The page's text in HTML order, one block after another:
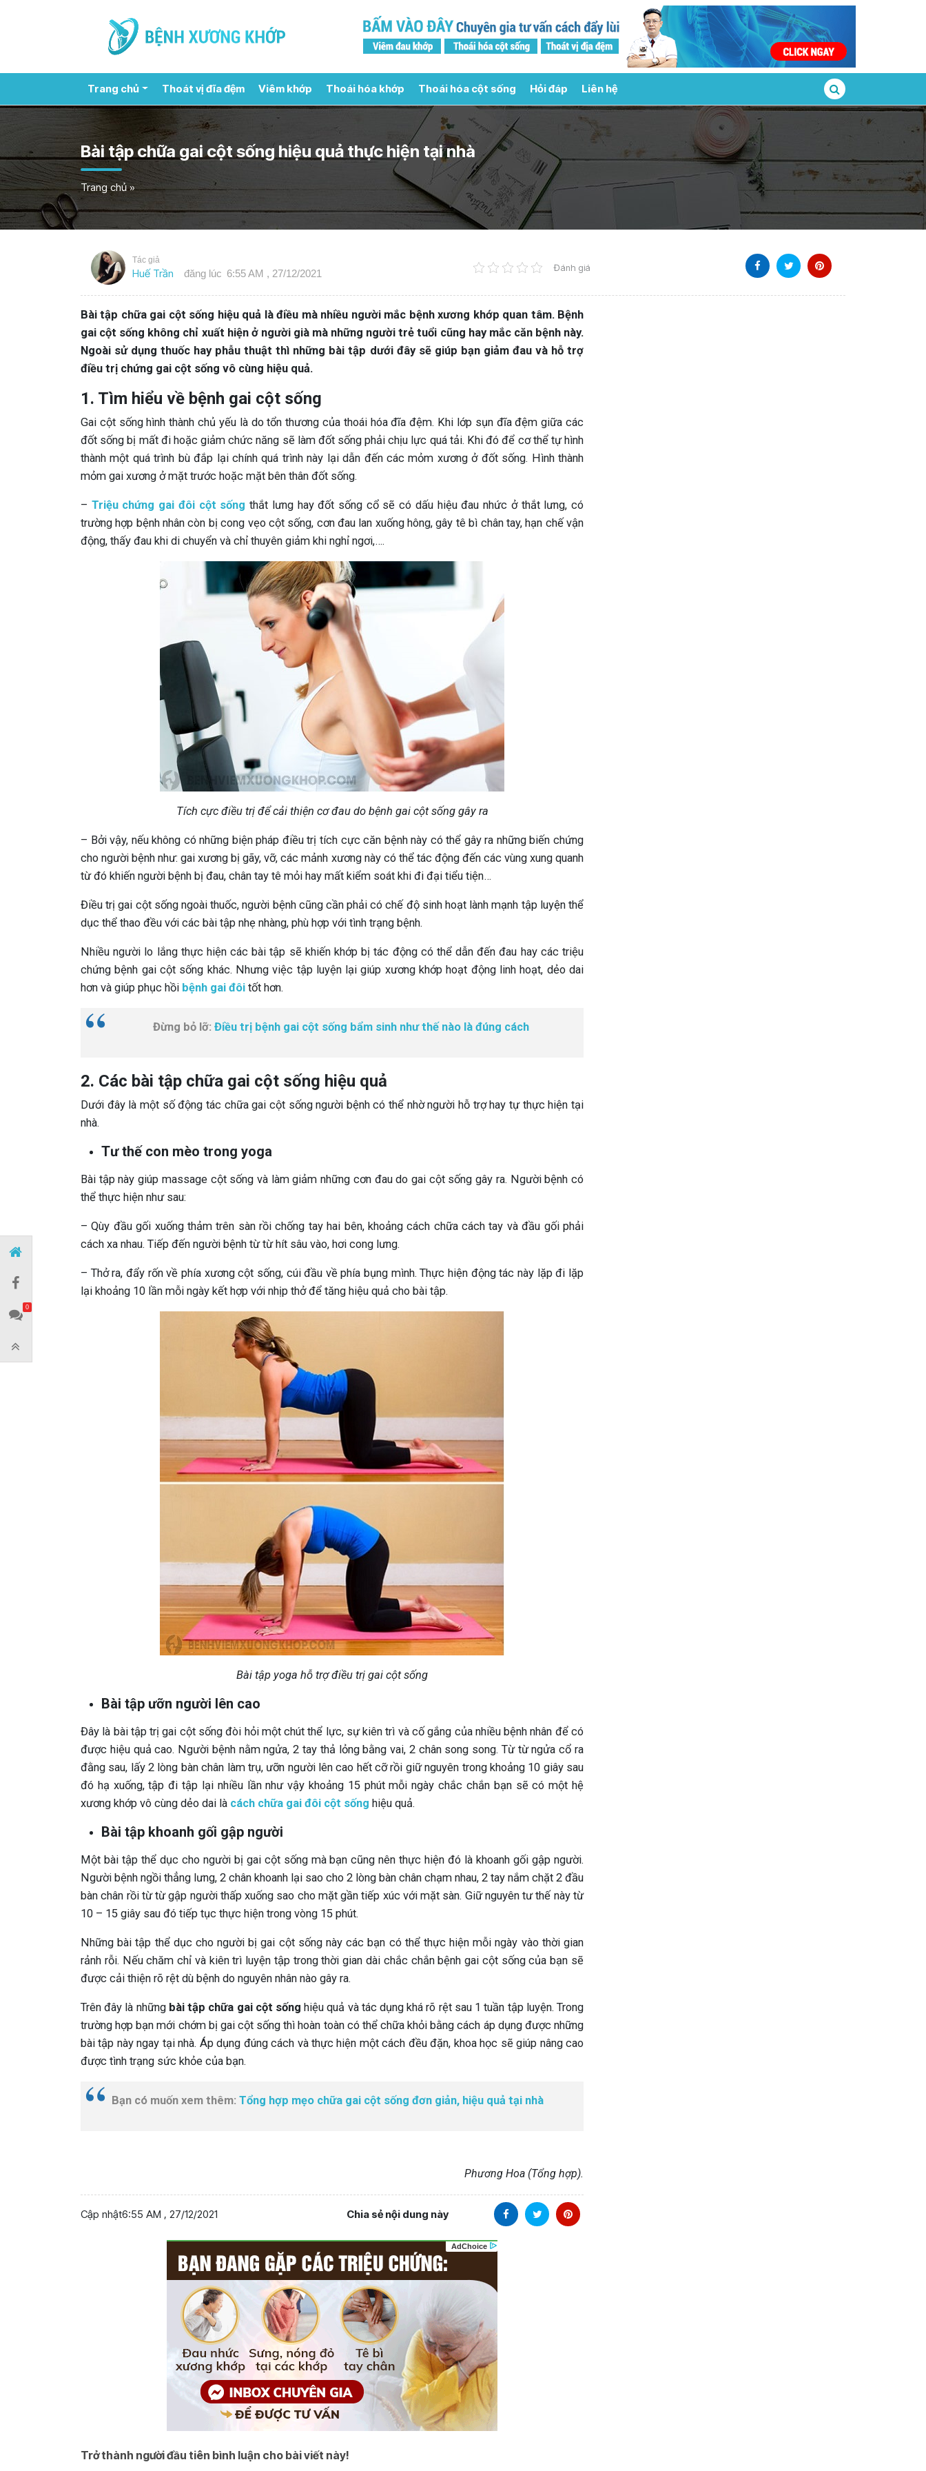
Trang chủ Thoát vị đĩa đệm Viêm khớp Thoái hóa khớp Thoái hóa cột sống Hỏi đáp Liên hệ
Bài tập chữa gai cột sống hiệu quả thực hiện tại nhà
Trang chủ»
Tác giả
Huế Trần đăng lúc 6:55 AM , 27/12/2021 Đánh giá
Bài tập chữa gai cột sống hiệu quả là điều mà nhiều người mắc bệnh xương khớp quan tâm. Bệnh
gai cột sống không chỉ xuất hiện ở người già mà những người trẻ tuổi cũng hay mắc căn bệnh này.
Ngoài sử dụng thuốc hay phẫu thuật thì những bài tập dưới đây sẽ giúp bạn giảm đau và hỗ trợ
điều trị chứng gai cột sống vô cùng hiệu quả.
1. Tìm hiểu về bệnh gai cột sống
Gai cột sống hình thành chủ yếu là do tổn thương của thoái hóa đĩa đệm. Khi lớp sụn đĩa đệm giữa các
đốt sống bị mất đi hoặc giảm chức năng sẽ làm đốt sống phải chịu lực quá tải. Khi đó để cơ thể tự hình
thành một quá trình bù đắp lại chính quá trình này lại dẫn đến các mỏm xương ở đốt sống. Hình thành
mỏm gai xương ở mặt trước hoặc mặt bên thân đốt sống.
– Triệu chứng gai đôi cột sống thắt lưng hay đốt sống cổ sẽ có dấu hiệu đau nhức ở thắt lưng, có
trường hợp bệnh nhân còn bị cong vẹo cột sống, cơn đau lan xuống hông, gây tê bì chân tay, hạn chế vận
động, thấy đau khi di chuyển và chỉ thuyên giảm khi nghỉ ngơi,….
Tích cực điều trị để cải thiện cơ đau do bệnh gai cột sống gây ra
– Bởi vậy, nếu không có những biện pháp điều trị tích cực căn bệnh này có thể gây ra những biến chứng
cho người bệnh như: gai xương bị gãy, vỡ, các mảnh xương này có thể tác động đến các vùng xung quanh
từ đó khiến người bệnh bị đau, chân tay tê mỏi hay mất kiểm soát khi đi đại tiểu tiện…
Điều trị gai cột sống ngoài thuốc, người bệnh cũng cần phải có chế độ sinh hoạt lành mạnh tập luyện thể
dục thể thao đều với các bài tập nhẹ nhàng, phù hợp với tình trạng bệnh.
Nhiều người lo lắng thực hiện các bài tập sẽ khiến khớp bị tác động có thể dẫn đến đau hay các triệu
chứng bệnh gai cột sống khác. Nhưng việc tập luyện lại giúp xương khớp hoạt động linh hoạt, dẻo dai
hơn và giúp phục hồi bệnh gai đôi tốt hơn.
Đừng bỏ lỡ: Điều trị bệnh gai cột sống bẩm sinh như thế nào là đúng cách
2. Các bài tập chữa gai cột sống hiệu quả
Dưới đây là một số động tác chữa gai cột sống người bệnh có thể nhờ người hỗ trợ hay tự thực hiện tại
nhà.
Tư thế con mèo trong yoga
Bài tập này giúp massage cột sống và làm giảm những cơn đau do gai cột sống gây ra. Người bệnh có
thể thực hiện như sau:
– Qùy đầu gối xuống thảm trên sàn rồi chống tay hai bên, khoảng cách chữa cách tay và đầu gối phải
cách xa nhau. Tiếp đến người bệnh từ từ hít sâu vào, hơi cong lưng.
– Thở ra, đẩy rốn về phía xương cột sống, cúi đầu về phía bụng mình. Thực hiện động tác này lặp đi lặp
lại khoảng 10 lần mỗi ngày kết hợp với nhịp thở để tăng hiệu quả cho bài tập.
Bài tập yoga hỗ trợ điều trị gai cột sống
Bài tập ưỡn người lên cao
Đây là bài tập trị gai cột sống đòi hỏi một chút thể lực, sự kiên trì và cố gắng của nhiều bệnh nhân để có
được hiệu quả cao. Người bệnh nằm ngửa, 2 tay thả lỏng bằng vai, 2 chân song song. Từ từ ngửa cổ ra
đằng sau, lấy 2 lòng bàn chân làm trụ, ưỡn người lên cao hết cỡ rồi giữ nguyên trong khoảng 10 giây sau
đó hạ xuống, tập đi tập lại nhiều lần như vậy khoảng 15 phút mỗi ngày chắc chắn bạn sẽ có một hệ
xương khớp vô cùng dẻo dai là cách chữa gai đôi cột sống hiệu quả.
Bài tập khoanh gối gập người
Một bài tập thể dục cho người bị gai cột sống mà bạn cũng nên thực hiện đó là khoanh gối gập người.
Người bệnh ngồi thẳng lưng, 2 chân khoanh lại sao cho 2 lòng bàn chân chạm nhau, 2 tay nắm chặt 2 đầu
bàn chân rồi từ từ gập người thấp xuống sao cho mặt gần tiếp xúc với mặt sàn. Giữ nguyên tư thế này từ
10 – 15 giây sau đó tiếp tục thực hiện trong vòng 15 phút.
Những bài tập thể dục cho người bị gai cột sống này các bạn có thể thực hiện mỗi ngày vào thời gian
rảnh rỗi. Nếu chăm chỉ và kiên trì luyện tập trong thời gian dài chắc chắn bệnh gai cột sống của bạn sẽ
được cải thiện rõ rệt dù bệnh do nguyên nhân nào gây ra.
Trên đây là những bài tập chữa gai cột sống hiệu quả và tác dụng khá rõ rệt sau 1 tuần tập luyện. Trong
trường hợp bạn mới chớm bị gai cột sống thì hoàn toàn có thể chữa khỏi bằng cách áp dụng được những
bài tập này ngay tại nhà. Áp dụng đúng cách và thực hiện một cách đều đặn, khoa học sẽ giúp nâng cao
được tình trạng sức khỏe của bạn.
Bạn có muốn xem thêm: Tổng hợp mẹo chữa gai cột sống đơn giản, hiệu quả tại nhà
Phương Hoa (Tổng hợp).
Cập nhật6:55 AM , 27/12/2021 Chia sẻ nội dung này
Trở thành người đầu tiên bình luận cho bài viết này!
0